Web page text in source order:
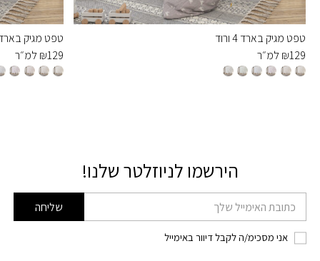
טפט מגיק בארד 4 ורוד
₪129 למ״ר
טפט מגיק בארד 7
₪129 למ״ר
הירשמו לניוזלטר שלנו!
דוא׳׳ל שליחה
אני מסכימ/ה לקבל דיוור באימייל